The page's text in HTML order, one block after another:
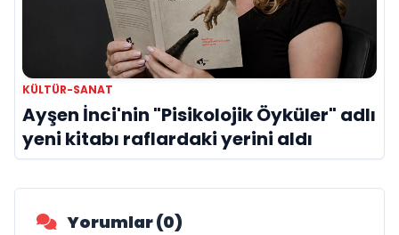
KÜLTÜR-SANAT
Ayşen İnci'nin "Pisikolojik Öyküler" adlı
yeni kitabı raflardaki yerini aldı
Yorumlar (0)